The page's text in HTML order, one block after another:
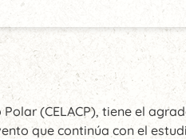
(CELACP), tiene el
evento que continúa con el